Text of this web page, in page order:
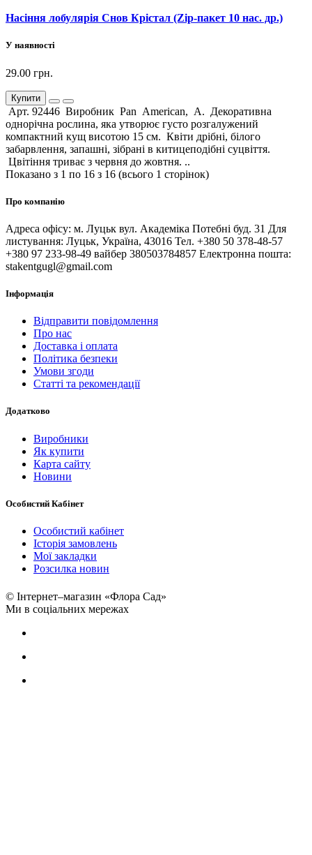
Насіння лобулярія Снов Крістал (Zip-пакет 10 нас. др.)
У наявності
29.00 грн.
Купити
Арт. 92446 Виробник Pan American, А. Декоративна
однорічна рослина, яка утворює густо розгалужений
компактний кущ висотою 15 см. Квіти дрібні, білого
забарвлення, запашні, зібрані в китицеподібні суцвіття.
Цвітіння триває з червня до жовтня. ..
Показано з 1 по 16 з 16 (всього 1 сторінок)
Про компанію
Адреса офісу: м. Луцьк вул. Академіка Потебні буд. 31 Для
листування: Луцьк, Україна, 43016 Тел. +380 50 378-48-57
+380 97 233-98-49 вайбер 380503784857 Електронна пошта:
stakentgugl@gmail.com
Інформація
Відправити повідомлення
Про нас
Доставка і оплата
Політика безпеки
Умови згоди
Статті та рекомендації
Додатково
Виробники
Як купити
Карта сайту
Новини
Особистий Кабінет
Особистий кабінет
Історія замовлень
Мої закладки
Розсилка новин
© Інтернет–магазин «Флора Сад»
Ми в соціальних мережах